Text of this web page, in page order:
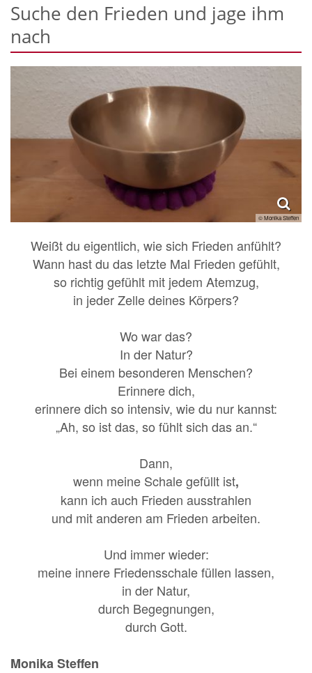
Suche den Frieden und jage ihm
nach
© Monika Steffen
Weißt du eigentlich, wie sich Frieden anfühlt?
Wann hast du das letzte Mal Frieden gefühlt,
so richtig gefühlt mit jedem Atemzug,
in jeder Zelle deines Körpers?
Wo war das?
In der Natur?
Bei einem besonderen Menschen?
Erinnere dich,
erinnere dich so intensiv, wie du nur kannst:
„Ah, so ist das, so fühlt sich das an.“
Dann,
wenn meine Schale gefüllt ist,
kann ich auch Frieden ausstrahlen
und mit anderen am Frieden arbeiten.
Und immer wieder:
meine innere Friedensschale füllen lassen,
in der Natur,
durch Begegnungen,
durch Gott.
Monika Steffen